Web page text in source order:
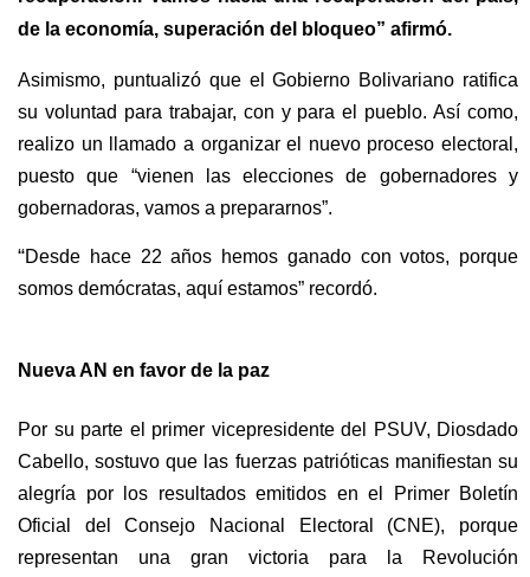
de la economía, superación del bloqueo” afirmó.
Asimismo, puntualizó que el Gobierno Bolivariano ratifica
su voluntad para trabajar, con y para el pueblo. Así como,
realizo un llamado a organizar el nuevo proceso electoral,
puesto que “vienen las elecciones de gobernadores y
gobernadoras, vamos a prepararnos”.
“Desde hace 22 años hemos ganado con votos, porque
somos demócratas, aquí estamos” recordó.
Nueva AN en favor de la paz
Por su parte el primer vicepresidente del PSUV, Diosdado
Cabello, sostuvo que las fuerzas patrióticas manifiestan su
alegría por los resultados emitidos en el Primer Boletín
Oficial del Consejo Nacional Electoral (CNE), porque
representan una gran victoria para la Revolución